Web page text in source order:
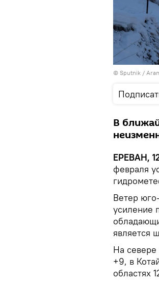
© Sputnik /
В
ЕРЕВАН,
февраля
Ветер
усиление
является
На севере
+9, в
областях